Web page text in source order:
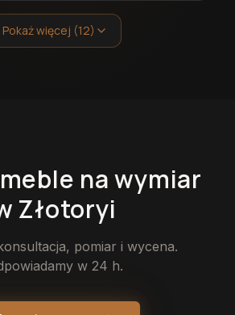
Pokaż więcej (12)
meble na wymiar
Złotoryi
pomiar i wycena.
w 24 h.